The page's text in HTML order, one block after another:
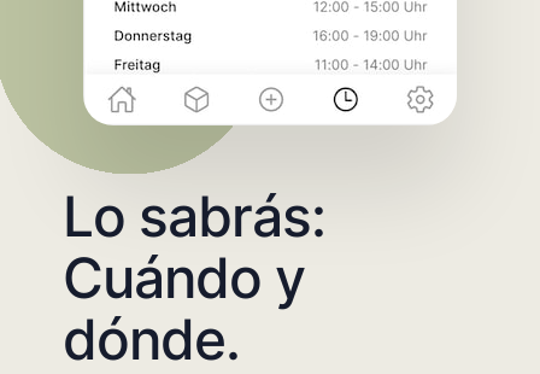
Lo sabrás:
Cuándo y
dónde.